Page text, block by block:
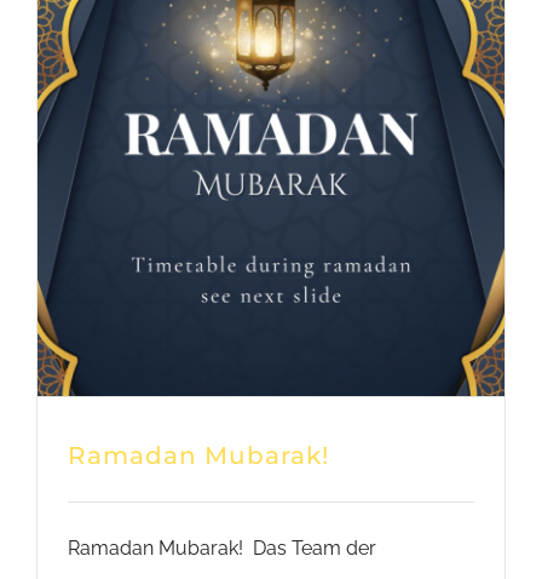
Ramadan Mubarak!
Ramadan Mubarak! Das Team der